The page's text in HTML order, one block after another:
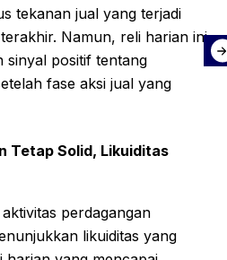
tekanan jual yang terjadi
Namun, reli harian ini
sinyal positif tentang
fase aksi jual yang
Tetap Solid, Likuiditas
perdagangan
likuiditas yang